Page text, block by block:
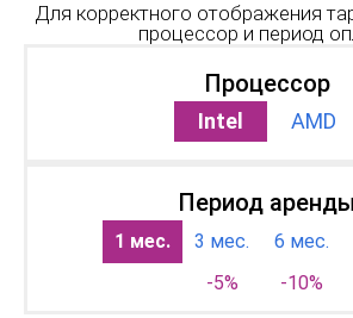
Для корректного отображения
процессор и период
Процессор
Intel AMD
Период аренды
1 мес.
3 мес.
-5%
6 мес.
-10%